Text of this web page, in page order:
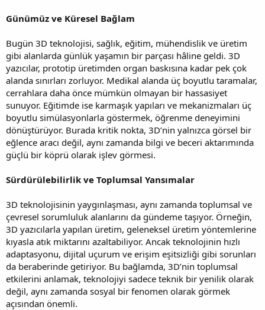
Günümüz ve Küresel Bağlam
Bugün 3D teknolojisi, sağlık, eğitim, mühendislik ve üretim
gibi alanlarda günlük yaşamın bir parçası hâline geldi. 3D
yazıcılar, prototip üretimden organ baskısına kadar pek çok
alanda sınırları zorluyor. Medikal alanda üç boyutlu taramalar,
cerrahlara daha önce mümkün olmayan bir hassasiyet
sunuyor. Eğitimde ise karmaşık yapıları ve mekanizmaları üç
boyutlu simülasyonlarla göstermek, öğrenme deneyimini
dönüştürüyor. Burada kritik nokta, 3D’nin yalnızca görsel bir
eğlence aracı değil, aynı zamanda bilgi ve beceri aktarımında
güçlü bir köprü olarak işlev görmesi.
Sürdürülebilirlik ve Toplumsal Yansımalar
3D teknolojisinin yaygınlaşması, aynı zamanda toplumsal ve
çevresel sorumluluk alanlarını da gündeme taşıyor. Örneğin,
3D yazıcılarla yapılan üretim, geleneksel üretim yöntemlerine
kıyasla atık miktarını azaltabiliyor. Ancak teknolojinin hızlı
adaptasyonu, dijital uçurum ve erişim eşitsizliği gibi sorunları
da beraberinde getiriyor. Bu bağlamda, 3D’nin toplumsal
etkilerini anlamak, teknolojiyi sadece teknik bir yenilik olarak
değil, aynı zamanda sosyal bir fenomen olarak görmek
açısından önemli.